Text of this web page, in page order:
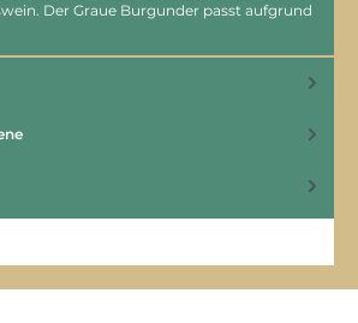
Der Graue Burgunder passt aufgrund